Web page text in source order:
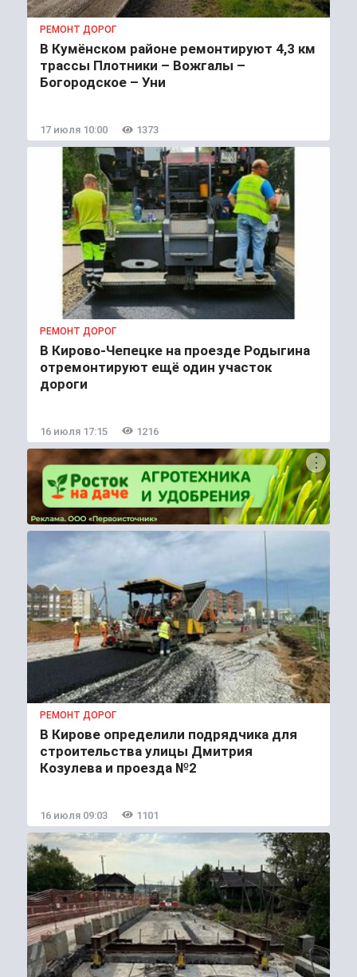
РЕМОНТ ДОРОГ
В Кумёнском районе ремонтируют 4,3 км
трассы Плотники – Вожгалы –
Богородское – Уни
17 июля 10:00 1373
РЕМОНТ ДОРОГ
В Кирово-Чепецке на проезде Родыгина
отремонтируют ещё один участок
дороги
16 июля 17:15 1216
РЕМОНТ ДОРОГ
В Кирове определили подрядчика для
строительства улицы Дмитрия
Козулева и проезда №2
16 июля 09:03 1101